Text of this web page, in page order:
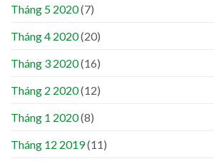
Tháng 5 2020(7)
Tháng 4 2020(20)
Tháng 3 2020(16)
Tháng 2 2020(12)
Tháng 1 2020(8)
Tháng 12 2019(11)